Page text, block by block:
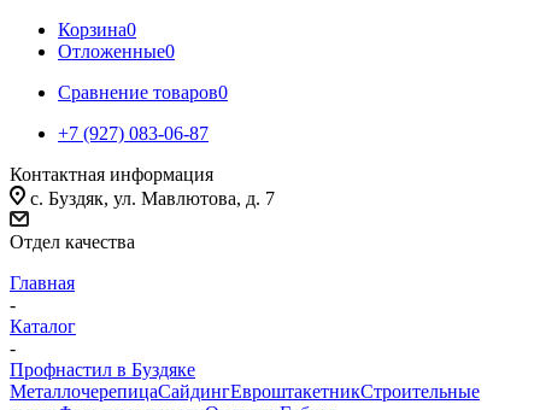
Корзина0
Отложенные0
Сравнение товаров0
+7 (927) 083-06-87
Контактная информация
c. Буздяк, ул. Мавлютова, д. 7
Отдел качества
Главная
-
Каталог
-
Профнастил в Буздяке
МеталлочерепицаСайдингЕвроштакетникСтроительные